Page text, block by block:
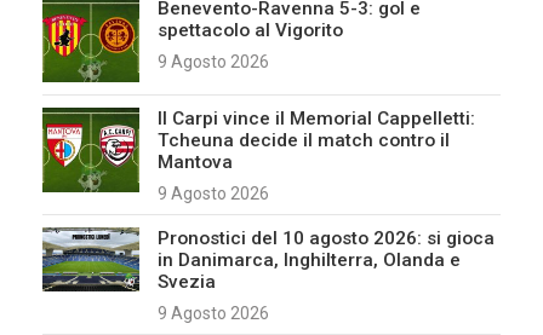
Benevento-Ravenna 5-3: gol e
spettacolo al Vigorito
9 Agosto 2026
Il Carpi vince il Memorial Cappelletti:
Tcheuna decide il match contro il
Mantova
9 Agosto 2026
Pronostici del 10 agosto 2026: si gioca
in Danimarca, Inghilterra, Olanda e
Svezia
9 Agosto 2026